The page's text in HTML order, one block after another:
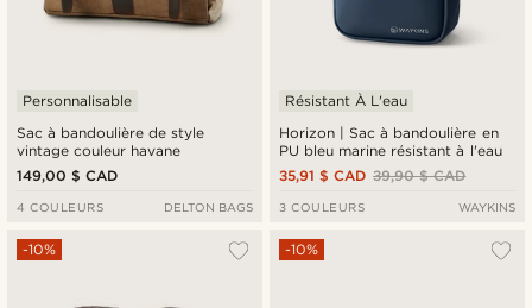
Sac à bandoulière de style
vintage couleur havane
Personnalisable
149,00 $ CAD
4 COULEURS DELTON BAGS
Horizon | Sac à bandoulière en
PU bleu marine résistant à l'eau
Résistant À L'eau
39,90 $ CAD
35,91 $ CAD
3 COULEURS WAYKINS
-10% -10%